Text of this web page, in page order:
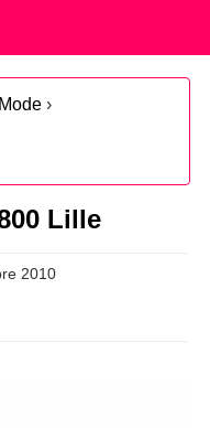
Mode ›
Lille
2010